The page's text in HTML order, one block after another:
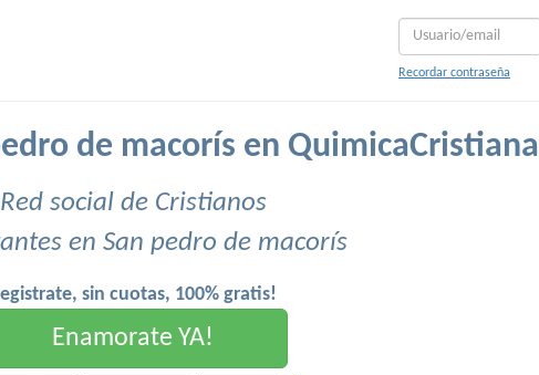
Recordar contraseña
de macorís en QuimicaCristiana
Red social de Cristianos
en San pedro de macorís
sin cuotas, 100% gratis!
Enamorate YA!